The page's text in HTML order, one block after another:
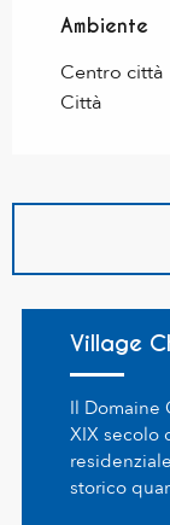
Ambiente
Ambiente
Centro città
Città
Village
Il Domaine
XIX secolo
storico